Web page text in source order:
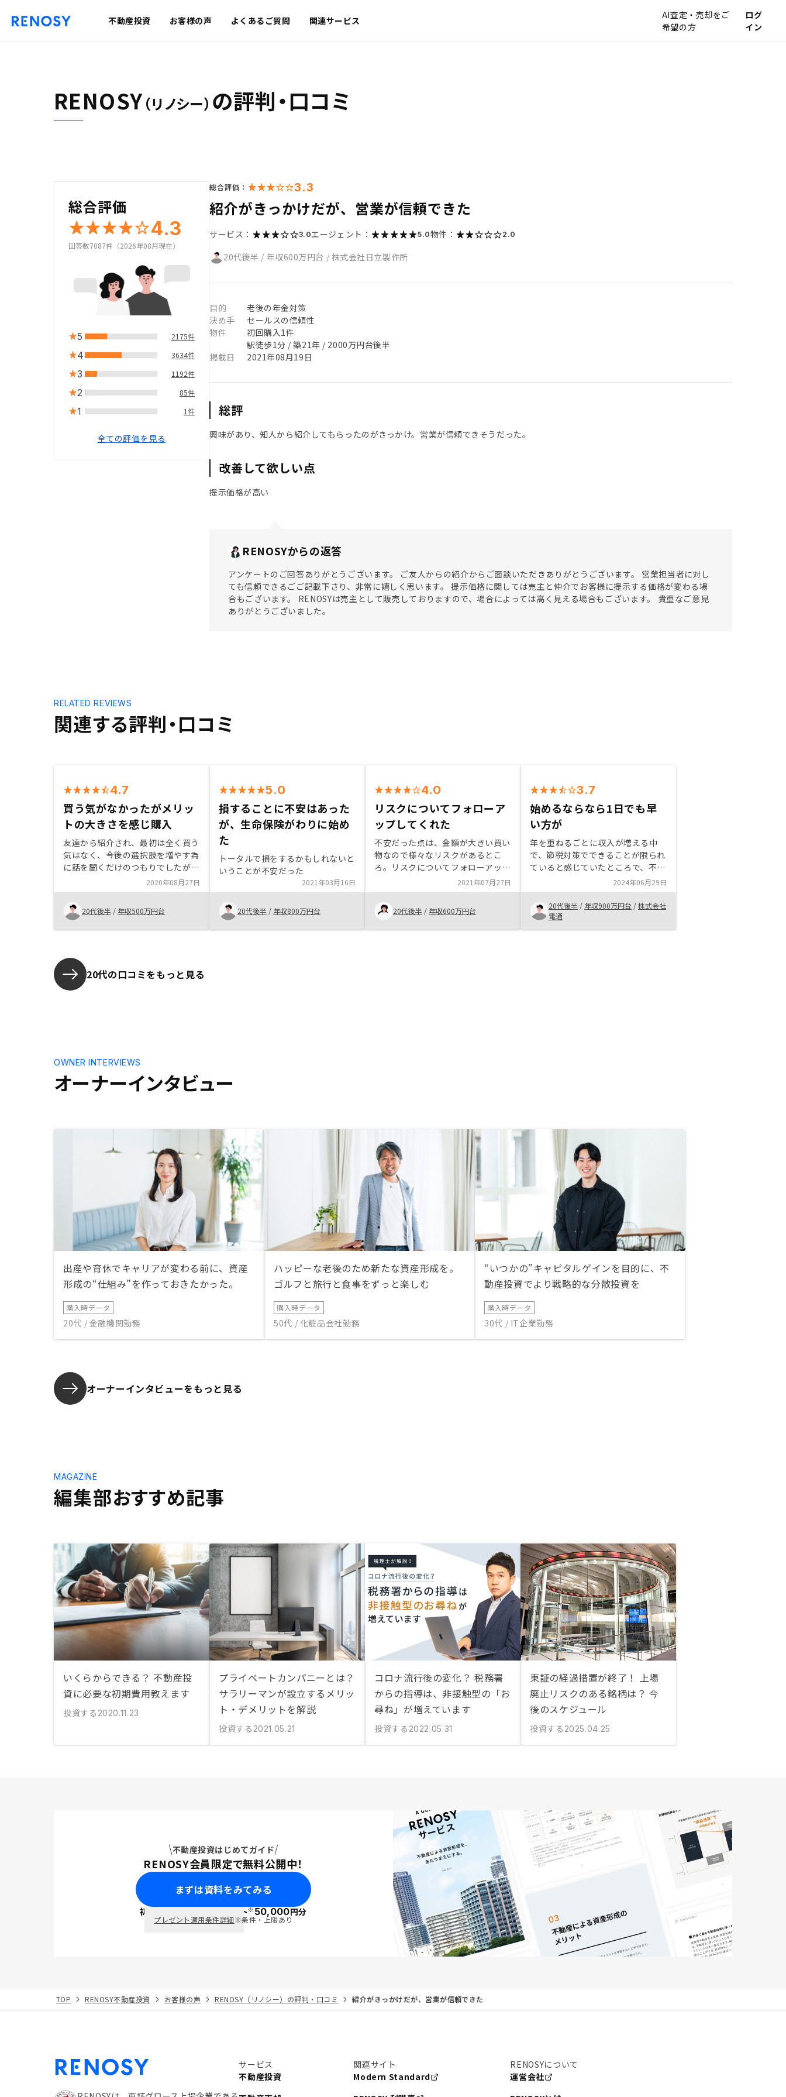
不動産投資 お客様の声 よくあるご質問 関連サービス
AI査定・売却をご
希望の方
ログ
イン
RENOSY（リノシー） の評判・口コミ
総合評価
4.3
回答数7087件（2026年08月現在）
5 2175件
4 3634件
3 1192件
2 85件
1 1件
全ての評価を見る
総合評価： 3.3
紹介がきっかけだが、営業が信頼できた
サービス： 3.0エージェント： 5.0物件： 2.0
20代後半 / 年収600万円台 / 株式会社日立製作所
目的
老後の年金対策
決め手
セールスの信頼性
物件
初回購入1件
駅徒歩1分 / 築21年 / 2000万円台後半
掲載日
2021年08月19日
総評
興味があり、知人から紹介してもらったのがきっかけ。営業が信頼できそうだった。
改善して欲しい点
提示価格が高い
RENOSYからの返答
アンケートのご回答ありがとうございます。 ご友人からの紹介からご面談いただきありがとうございます。 営業担当者に対し
ても信頼できるごご記載下さり、非常に嬉しく思います。 提示価格に関しては売主と仲介でお客様に提示する価格が変わる場
合もございます。 RENOSYは売主として販売しておりますので、場合によっては高く見える場合もございます。 貴重なご意見
ありがとうございました。
関連する評判・口コミ
RELATED REVIEWS
4.7
買う気がなかったがメリッ
トの大きさを感じ購入
友達から紹介され、最初は全く買う
気はなく、今後の選択肢を増やす為
に話を聞くだけのつもりでしたが、
説明も分かりやすく、営業担当者を
信用できたことやリスクリターンを
考えた時にやるメリットの方が大き
いと感じたので購入させて頂きまし
た。物件を決める際、物件の外観だ
2020年08月27日
20代後半 / 年収500万円台
5.0
損することに不安はあった
が、生命保険がわりに始め
た
トータルで損をするかもしれないと
いうことが不安だった
2021年03月16日
20代後半 / 年収800万円台
4.0
リスクについてフォローア
ップしてくれた
不安だった点は、金額が大きい買い
物なので様々なリスクがあるとこ
ろ。リスクについてフォローアップ
いただき、購入できた。2021年07月27日
20代後半 / 年収600万円台
3.7
始めるならなら1日でも早
い方が
年を重ねるごとに収入が増える中
で、節税対策でできることが限られ
ていると感じていたところで、不動
産投資を考え始めました。いろんな
人や業者さんにお話を聞く中で、あ
る程度の収入がある人は、不動産投
資をやらない理由がないと感じまし
た。不動産投資の中で、たくさん稼
2024年06月29日
20代後半 / 年収900万円台 /株式会社
電通
20代の口コミをもっと見る
オーナーインタビュー
OWNER INTERVIEWS
出産や育休でキャリアが変わる前に、資産
形成の“仕組み”を作っておきたかった。
購入時データ
20代 / 金融機関勤務
ハッピーな老後のため新たな資産形成を。
ゴルフと旅行と食事をずっと楽しむ
購入時データ
50代 / 化粧品会社勤務
“いつかの”キャピタルゲインを目的に、不
動産投資でより戦略的な分散投資を
購入時データ
30代 / IT企業勤務
オーナーインタビューをもっと見る
編集部おすすめ記事
MAGAZINE
いくらからできる？ 不動産投
資に必要な初期費用教えます
投資する 2020.11.23
プライベートカンパニーとは？
サラリーマンが設立するメリッ
ト・デメリットを解説
投資する 2021.05.21
コロナ流行後の変化？ 税務署
からの指導は、非接触型の「お
尋ね」が増えています
投資する 2022.05.31
東証の経過措置が終了！ 上場
廃止リスクのある銘柄は？ 今
後のスケジュール
投資する 2025.04.25
不動産投資はじめてガイド
RENOSY会員限定で無料公開中！
まずは資料をみてみる
初回面談で ポイント※50,000円分
プレゼント適用条件詳細※条件・上限あり
TOP RENOSY不動産投資 お客様の声 RENOSY（リノシー）の評判・口コミ 紹介がきっかけだが、営業が信頼できた
サービス
不動産投資
関連サイト
Modern Standard
RENOSYについて
運営会社